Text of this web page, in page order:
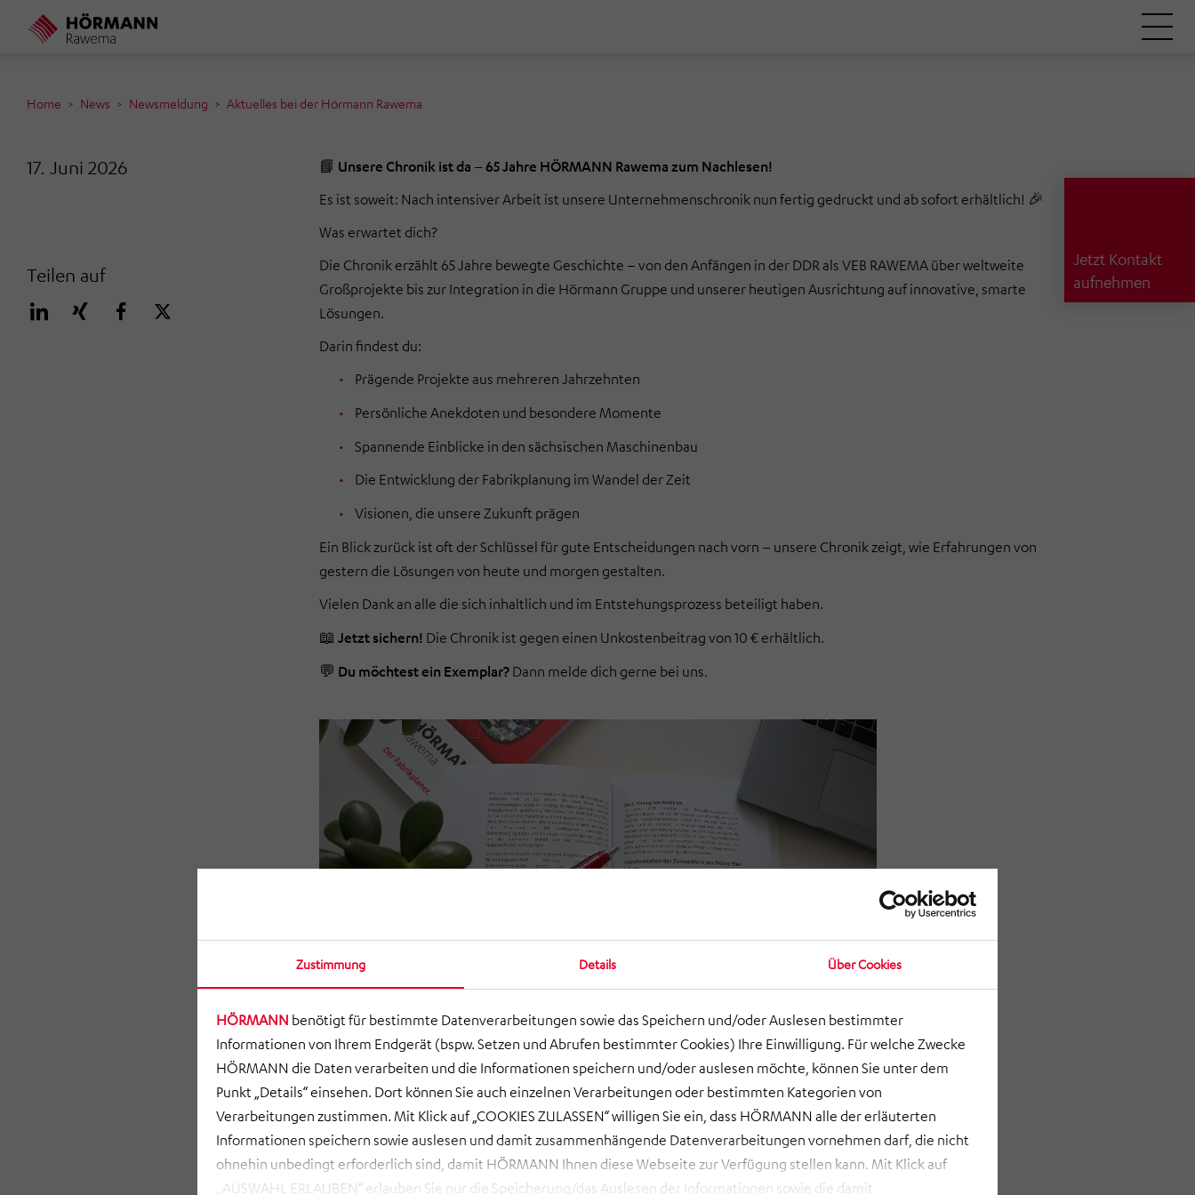
Zustimmung Details Über Cookies
HÖRMANN benötigt für bestimmte Datenverarbeitungen sowie das Speichern und/oder Auslesen bestimmter
Informationen von Ihrem Endgerät (bspw. Setzen und Abrufen bestimmter Cookies) Ihre Einwilligung. Für welche Zwecke
HÖRMANN die Daten verarbeiten und die Informationen speichern und/oder auslesen möchte, können Sie unter dem
Punkt „Details“ einsehen. Dort können Sie auch einzelnen Verarbeitungen oder bestimmten Kategorien von
Verarbeitungen zustimmen. Mit Klick auf „COOKIES ZULASSEN“ willigen Sie ein, dass HÖRMANN alle der erläuterten
Informationen speichern sowie auslesen und damit zusammenhängende Datenverarbeitungen vornehmen darf, die nicht
ohnehin unbedingt erforderlich sind, damit HÖRMANN Ihnen diese Webseite zur Verfügung stellen kann. Mit Klick auf
„AUSWAHL ERLAUBEN“ erlauben Sie nur die Speicherung/das Auslesen der Informationen sowie die damit
Jetzt Kontakt
aufnehmen
Home News Newsmeldung Aktuelles bei der Hörmann Rawema
17. Juni 2026
Teilen auf
📘 Unsere Chronik ist da – 65 Jahre HÖRMANN Rawema zum Nachlesen!
Es ist soweit: Nach intensiver Arbeit ist unsere Unternehmenschronik nun fertig gedruckt und ab sofort erhältlich! 🎉
Was erwartet dich?
Die Chronik erzählt 65 Jahre bewegte Geschichte – von den Anfängen in der DDR als VEB RAWEMA über weltweite
Großprojekte bis zur Integration in die Hörmann Gruppe und unserer heutigen Ausrichtung auf innovative, smarte
Lösungen.
Darin findest du:
Prägende Projekte aus mehreren Jahrzehnten
Persönliche Anekdoten und besondere Momente
Spannende Einblicke in den sächsischen Maschinenbau
Die Entwicklung der Fabrikplanung im Wandel der Zeit
Visionen, die unsere Zukunft prägen
Ein Blick zurück ist oft der Schlüssel für gute Entscheidungen nach vorn – unsere Chronik zeigt, wie Erfahrungen von
gestern die Lösungen von heute und morgen gestalten.
Vielen Dank an alle die sich inhaltlich und im Entstehungsprozess beteiligt haben.
📖 Jetzt sichern! Die Chronik ist gegen einen Unkostenbeitrag von 10 € erhältlich.
💬 Du möchtest ein Exemplar?Dann melde dich gerne bei uns.